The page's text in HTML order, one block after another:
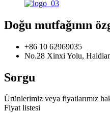
Doğu mutfağının
+86 10 62969035
No.28 Xinxi Yolu,
Sorgu
Ürünlerimiz veya fiyatlarımız
Fiyat listesi